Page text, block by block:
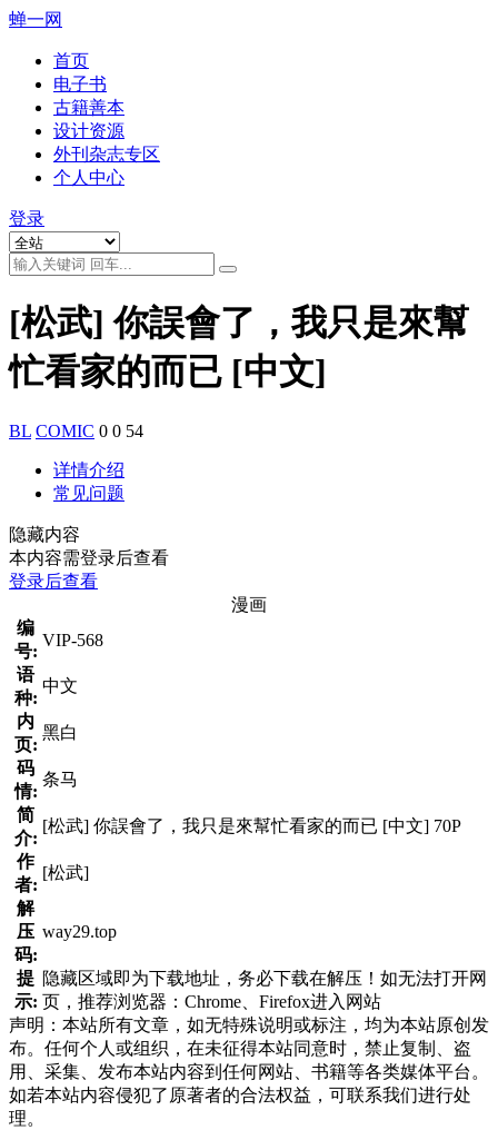
蝉一网
首页
电子书
古籍善本
设计资源
外刊杂志专区
个人中心
登录
[松武] 你誤會了，我只是來幫
忙看家的而已 [中文]
BL COMIC 0 0 54
详情介绍
常见问题
隐藏内容
本内容需登录后查看
登录后查看
漫画
编
号:
VIP-568
语
种:
中文
内
页:
黑白
码
情:
条马
简
介:
[松武] 你誤會了，我只是來幫忙看家的而已 [中文] 70P
作
者:
[松武]
解
压
码:
way29.top
提
示:
隐藏区域即为下载地址，务必下载在解压！如无法打开网
页，推荐浏览器：Chrome、Firefox进入网站
声明：本站所有文章，如无特殊说明或标注，均为本站原创发
布。任何个人或组织，在未征得本站同意时，禁止复制、盗
用、采集、发布本站内容到任何网站、书籍等各类媒体平台。
如若本站内容侵犯了原著者的合法权益，可联系我们进行处
理。